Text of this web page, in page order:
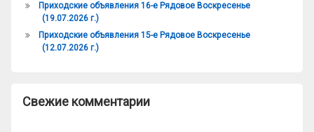
Приходские объявления 16-е Рядовое Воскресенье
(19.07.2026 г.)
Приходские объявления 15-е Рядовое Воскресенье
(12.07.2026 г.)
Свежие комментарии